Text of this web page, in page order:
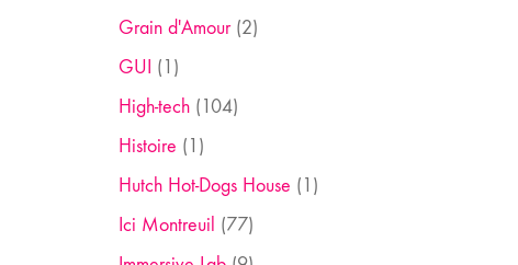
Grain d'Amour(2)
GUI (1)
High-tech(104)
Histoire (1)
Hutch Hot-Dogs House (1)
Ici Montreuil (77)